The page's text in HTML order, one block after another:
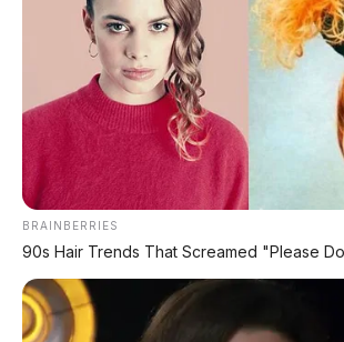
BRAINBERRIES
90s Hair Trends That Screamed "Please